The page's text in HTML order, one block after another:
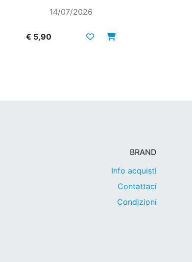
14/07/2026
€ 5,90
BRAND
Info acquisti
Contattaci
Condizioni